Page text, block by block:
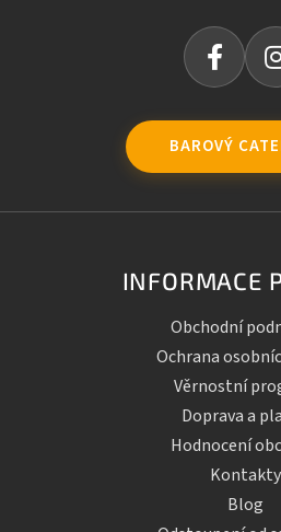
BAROVÝ
INFORMACE
Obchodní
Ochrana
Věrnostní
Doprava a
Hodnocení
Kontakty
Blog